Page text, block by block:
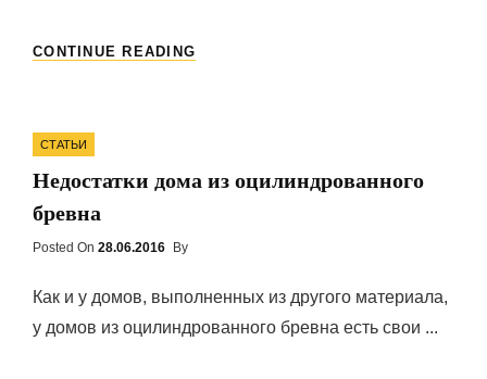
CONTINUE READING
Categories
СТАТЬИ
Недостатки дома из оцилиндрованного
бревна
Posted On Posted
28.06.2016 By
Как и у домов, выполненных из другого материала,
у домов из оцилиндрованного бревна есть свои ...